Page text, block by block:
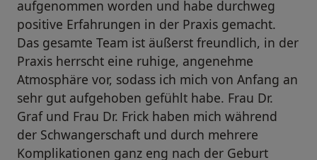
aufgenommen worden und habe durchweg
positive Erfahrungen in der Praxis gemacht.
Das gesamte Team ist äußerst freundlich, in der
Praxis herrscht eine ruhige, angenehme
Atmosphäre vor, sodass ich mich von Anfang an
sehr gut aufgehoben gefühlt habe. Frau Dr.
Graf und Frau Dr. Frick haben mich während
der Schwangerschaft und durch mehrere
Komplikationen ganz eng nach der Geburt